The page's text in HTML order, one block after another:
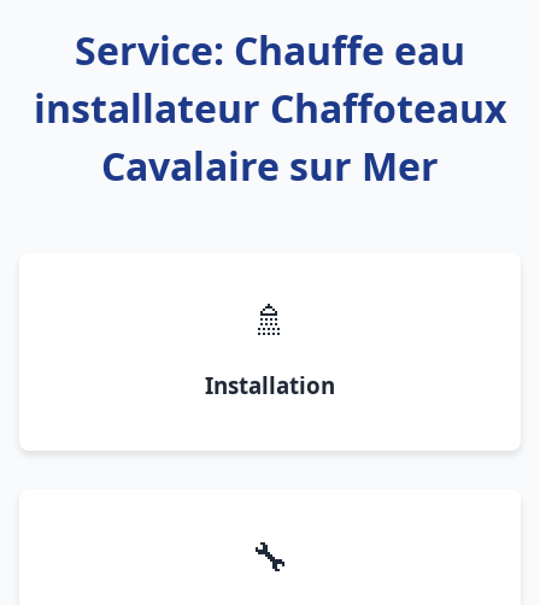
Service: Chauffe eau
installateur Chaffoteaux
Cavalaire sur Mer
🚿
Installation
🔧